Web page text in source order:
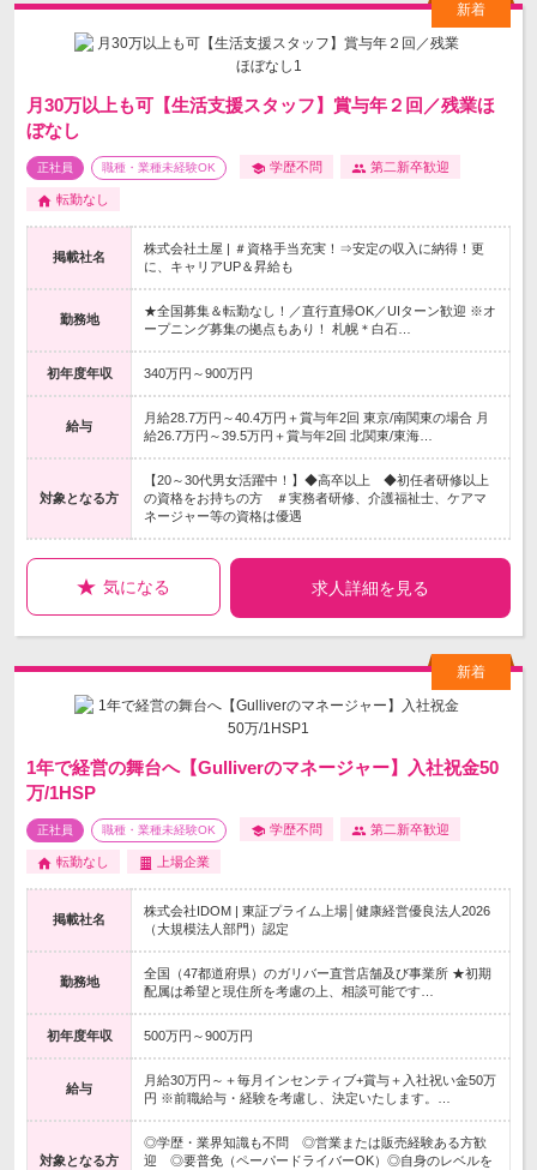
月30万以上も可【生活支援スタッフ】賞与年２回／残業ほ
ぼなし
正社員 職種・業種未経験OK 学歴不問 第二新卒歓迎
転勤なし
掲載社名
株式会社土屋 | ＃資格手当充実！⇒安定の収入に納得！更
に、キャリアUP＆昇給も
勤務地
★全国募集＆転勤なし！／直行直帰OK／UIターン歓迎 ※オ
ープニング募集の拠点もあり！ 札幌＊白石…
初年度年収 340万円～900万円
給与
月給28.7万円～40.4万円＋賞与年2回 東京/南関東の場合 月
給26.7万円～39.5万円＋賞与年2回 北関東/東海…
対象となる方
【20～30代男女活躍中！】◆高卒以上 ◆初任者研修以上
の資格をお持ちの方 ＃実務者研修、介護福祉士、ケアマ
ネージャー等の資格は優遇
気になる 求人詳細を見る
1年で経営の舞台へ【Gulliverのマネージャー】入社祝金50
万/1HSP
正社員 職種・業種未経験OK 学歴不問 第二新卒歓迎
転勤なし 上場企業
掲載社名
株式会社IDOM | 東証プライム上場│健康経営優良法人2026
（大規模法人部門）認定
勤務地
全国（47都道府県）のガリバー直営店舗及び事業所 ★初期
配属は希望と現住所を考慮の上、相談可能です…
初年度年収 500万円～900万円
給与
月給30万円～＋毎月インセンティブ+賞与＋入社祝い金50万
円 ※前職給与・経験を考慮し、決定いたします。…
対象となる方
◎学歴・業界知識も不問 ◎営業または販売経験ある方歓
迎 ◎要普免（ペーパードライバーOK）◎自身のレベルを